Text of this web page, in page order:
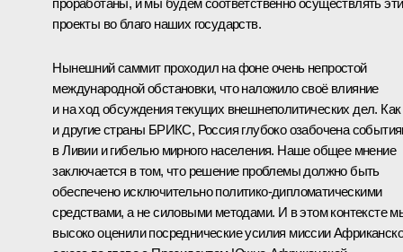
проекты во благо наших государств.
Нынешний саммит проходил на фоне очень непростой
международной обстановки, что наложило своё влияние
и на ход обсуждения текущих внешнеполитических дел. Как
и другие страны БРИКС, Россия глубоко озабочена
в Ливии и гибелью мирного населения. Наше общее мнение
заключается в том, что решение проблемы должно быть
обеспечено исключительно политико-дипломатическими
средствами, а не силовыми методами. И в этом контексте
высоко оценили посреднические усилия миссии